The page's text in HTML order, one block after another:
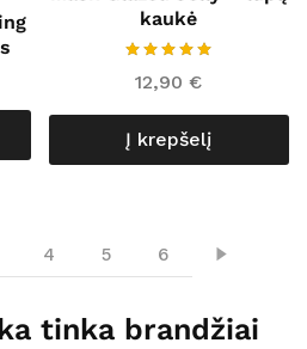
kaukė
12,90€
Į krepšelį
4 5 6
tinka brandžiai